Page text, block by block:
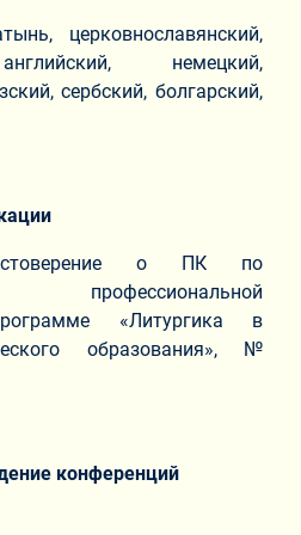
церковнославянский,
немецкий,
сербский, болгарский,
о ПК по
профессиональной
«Литургика в
образования», №
конференций